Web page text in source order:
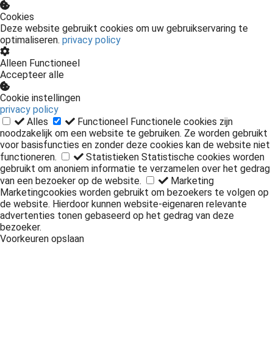
Cookies
Deze website gebruikt cookies om uw gebruikservaring te
optimaliseren. privacy policy
Alleen Functioneel
Accepteer alle
Cookie instellingen
privacy policy
Alles
Functioneel Functionele cookies zijn
noodzakelijk om een website te gebruiken. Ze worden gebruikt
voor basisfuncties en zonder deze cookies kan de website niet
functioneren.
Statistieken Statistische cookies worden
gebruikt om anoniem informatie te verzamelen over het gedrag
van een bezoeker op de website.
Marketing
Marketingcookies worden gebruikt om bezoekers te volgen op
de website. Hierdoor kunnen website-eigenaren relevante
advertenties tonen gebaseerd op het gedrag van deze
bezoeker.
Voorkeuren opslaan